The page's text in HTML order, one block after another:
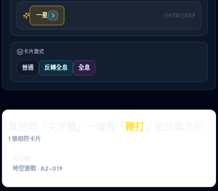
一星 STD EXP
卡片款式
普通 反轉全息 全息
鞭打
1 張相符卡片
時空激戰 · A2-019